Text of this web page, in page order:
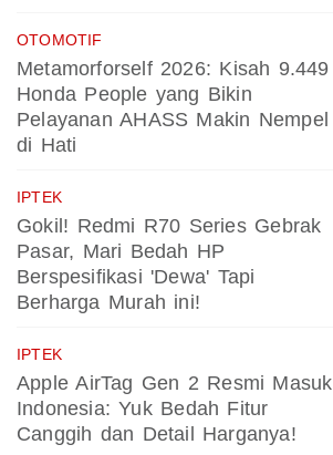
OTOMOTIF
Metamorforself 2026: Kisah 9.449
Honda People yang Bikin
Pelayanan AHASS Makin Nempel
di Hati
IPTEK
Gokil! Redmi R70 Series Gebrak
Pasar, Mari Bedah HP
Berspesifikasi 'Dewa' Tapi
Berharga Murah ini!
IPTEK
Apple AirTag Gen 2 Resmi Masuk
Indonesia: Yuk Bedah Fitur
Canggih dan Detail Harganya!